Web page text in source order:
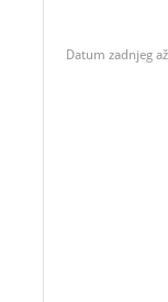
Datum zadnjeg